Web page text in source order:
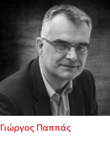
Γιώργος Παππάς